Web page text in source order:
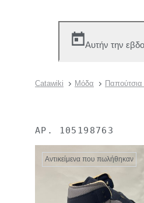
Αυτήν την
Catawiki Μόδα Παπούτσια
ΑΡ. 105198763
Αντικείμενα που πωλήθηκαν